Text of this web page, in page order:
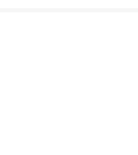
ด้รับการยินยอมจากเรา และเรา
ถดูรายละเอียดเพิ่มเติมได้ที่ "วิธี